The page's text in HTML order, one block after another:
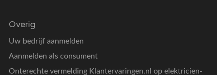
Overig
Uw bedrijf aanmelden
Aanmelden als consument
Onterechte vermelding Klantervaringen.nl op elektricien-